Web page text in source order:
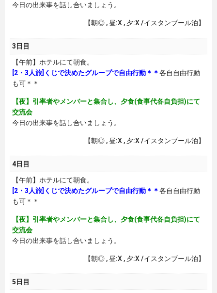
今日の出来事を話し合いましょう。
【朝◎ , 昼:X , 夕:X /イスタンブール泊】
3日目
【午前】ホテルにて朝食。
[2・3人旅]くじで決めたグループで自由行動＊＊各自自由行動
も可＊＊
【夜】引率者やメンバーと集合し、夕食(食事代各自負担)にて
交流会
今日の出来事を話し合いましょう。
【朝◎ , 昼:X , 夕:X /イスタンブール泊】
4日目
【午前】ホテルにて朝食。
[2・3人旅]くじで決めたグループで自由行動＊＊各自自由行動
も可＊＊
【夜】引率者やメンバーと集合し、夕食(食事代各自負担)にて
交流会
今日の出来事を話し合いましょう。
【朝◎ , 昼:X , 夕:X /イスタンブール泊】
5日目